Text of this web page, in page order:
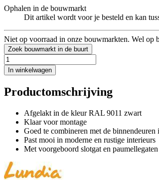
Ophalen in de bouwmarkt
Dit artikel wordt voor je besteld en kan
Niet op voorraad in onze bouwmarkten. Wel op
Zoek bouwmarkt in de buurt
In winkelwagen
Productomschrijving
Afgelakt in de kleur RAL 9011 zwart
Klaar voor montage
Goed te combineren met de
Past mooi in moderne en rustige interieurs
Met voorgeboord slotgat en paumellegaten